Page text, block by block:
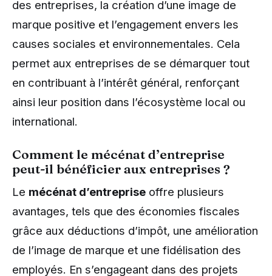
des entreprises, la création d’une image de
marque positive et l’engagement envers les
causes sociales et environnementales. Cela
permet aux entreprises de se démarquer tout
en contribuant à l’intérêt général, renforçant
ainsi leur position dans l’écosystème local ou
international.
Comment le mécénat d’entreprise
peut-il bénéficier aux entreprises ?
Le mécénat d’entreprise offre plusieurs
avantages, tels que des économies fiscales
grâce aux déductions d’impôt, une amélioration
de l’image de marque et une fidélisation des
employés. En s’engageant dans des projets